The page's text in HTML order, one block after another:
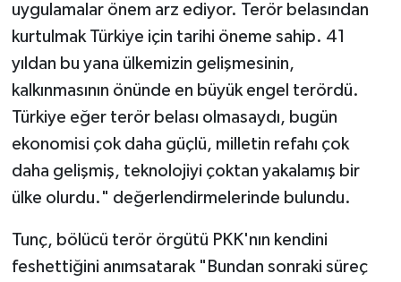
uygulamalar önem arz ediyor. Terör belasından
kurtulmak Türkiye için tarihi öneme sahip. 41
yıldan bu yana ülkemizin gelişmesinin,
kalkınmasının önünde en büyük engel terördü.
Türkiye eğer terör belası olmasaydı, bugün
ekonomisi çok daha güçlü, milletin refahı çok
daha gelişmiş, teknolojiyi çoktan yakalamış bir
ülke olurdu." değerlendirmelerinde bulundu.
Tunç, bölücü terör örgütü PKK'nın kendini
feshettiğini anımsatarak "Bundan sonraki süreç